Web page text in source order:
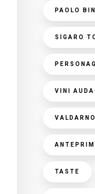
PAOLO
SIGARO
VINI
TASTE